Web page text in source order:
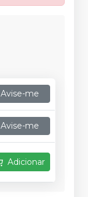
Avise-me
Avise-me
Adicionar